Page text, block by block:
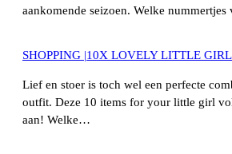
aankomende seizoen. Welke
SHOPPING |10X LOVELY LITTLE GIRL
Lief en stoer is toch wel een perfecte
outfit. Deze 10 items for your little girl
aan! Welke…